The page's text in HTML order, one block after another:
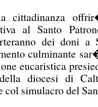
cittadinanza
al Santo
dei doni a
culminante
eucaristica
diocesi di
col simulacro del